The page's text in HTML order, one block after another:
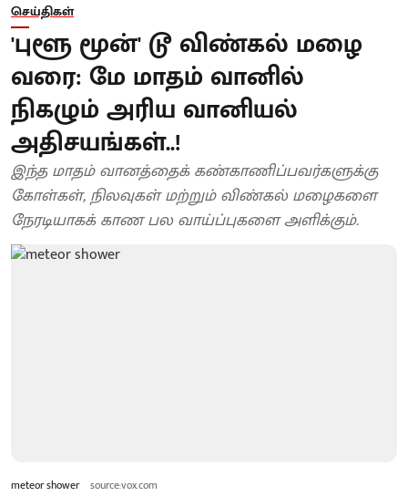
செய்திகள்
'புளூ மூன்' டூ விண்கல் மழை
வரை: மே மாதம் வானில்
நிகழும் அரிய வானியல்
அதிசயங்கள்..!
இந்த மாதம் வானத்தைக் கண்காணிப்பவர்களுக்கு
கோள்கள், நிலவுகள் மற்றும் விண்கல் மழைகளை
நேரடியாகக் காண பல வாய்ப்புகளை அளிக்கும்.
meteor shower source:vox.com